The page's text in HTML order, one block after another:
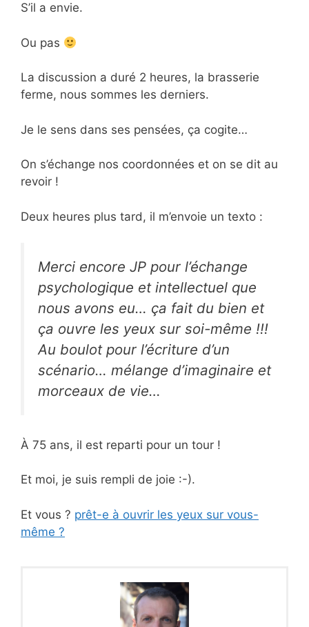
S’il a envie.
Ou pas
La discussion a duré 2 heures, la brasserie
ferme, nous sommes les derniers.
Je le sens dans ses pensées, ça cogite…
On s’échange nos coordonnées et on se dit au
revoir !
Deux heures plus tard, il m’envoie un texto :
Merci encore JP pour l’échange
psychologique et intellectuel que
nous avons eu… ça fait du bien et
ça ouvre les yeux sur soi-même !!!
Au boulot pour l’écriture d’un
scénario… mélange d’imaginaire et
morceaux de vie…
À 75 ans, il est reparti pour un tour !
Et moi, je suis rempli de joie :-).
Et vous ? prêt-e à ouvrir les yeux sur vous-
même ?